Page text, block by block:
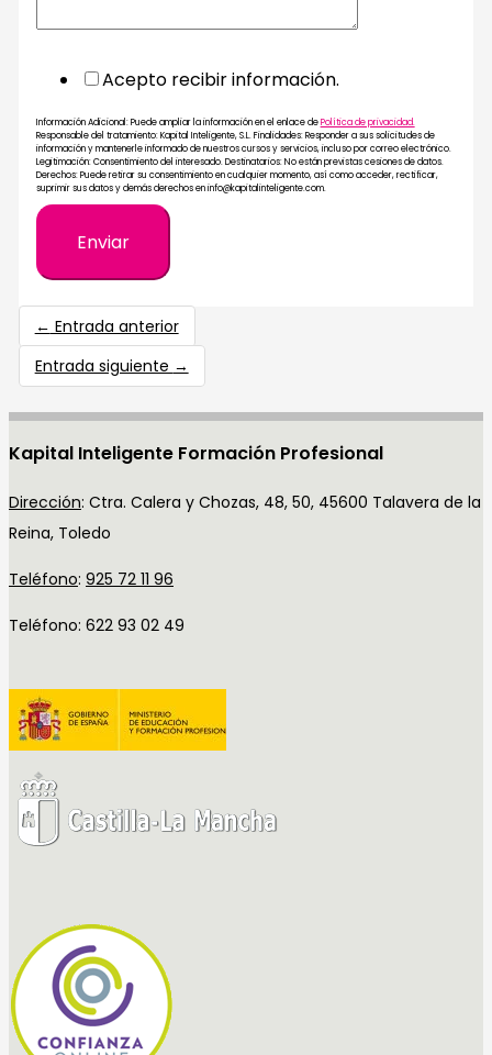
Acepto recibir información.
Información Adicional: Puede ampliar la información en el enlace dePolítica de privacidad.
Responsable del tratamiento: Kapital Inteligente, S.L. Finalidades: Responder a sus solicitudes de
información y mantenerle informado de nuestros cursos y servicios, incluso por correo electrónico.
Legitimación: Consentimiento del interesado. Destinatarios: No están previstas cesiones de datos.
Derechos: Puede retirar su consentimiento en cualquier momento, así como acceder, rectificar,
suprimir sus datos y demás derechos en info@kapitalinteligente.com.
Enviar
← Entrada anterior
Entrada siguiente →
Kapital Inteligente Formación Profesional
Dirección: Ctra. Calera y Chozas, 48, 50, 45600 Talavera de la
Reina, Toledo
Teléfono: 925 72 11 96
Teléfono: 622 93 02 49